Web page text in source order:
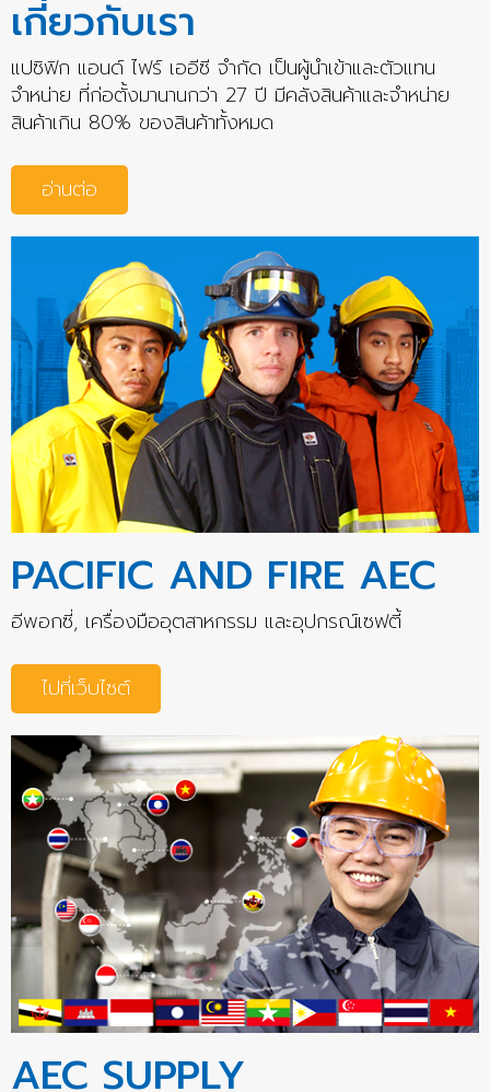
เกี่ยวกับเรา
แปซิฟิก แอนด์ ไฟร์ เออีซี จำกัด เป็นผู้นำเข้าและตัวแทน
จำหน่าย ที่ก่อตั้งมานานกว่า 27 ปี มีคลังสินค้าและจำหน่าย
สินค้าเกิน 80% ของสินค้าทั้งหมด
อ่านต่อ
PACIFIC AND FIRE AEC
อีพอกซี่, เครื่องมืออุตสาหกรรม และอุปกรณ์เซฟตี้
ไปที่เว็บไซต์
AEC SUPPLY